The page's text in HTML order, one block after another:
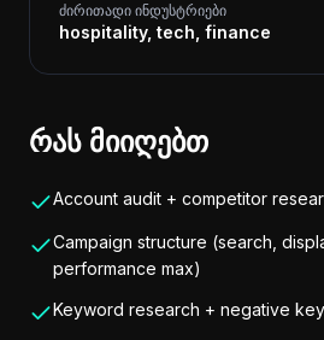
ძირითადი ინდუსტრიები
hospitality, tech, finance
რას მიიღებთ
Account audit + competitor
Campaign structure (search,
performance max)
Keyword research + negative